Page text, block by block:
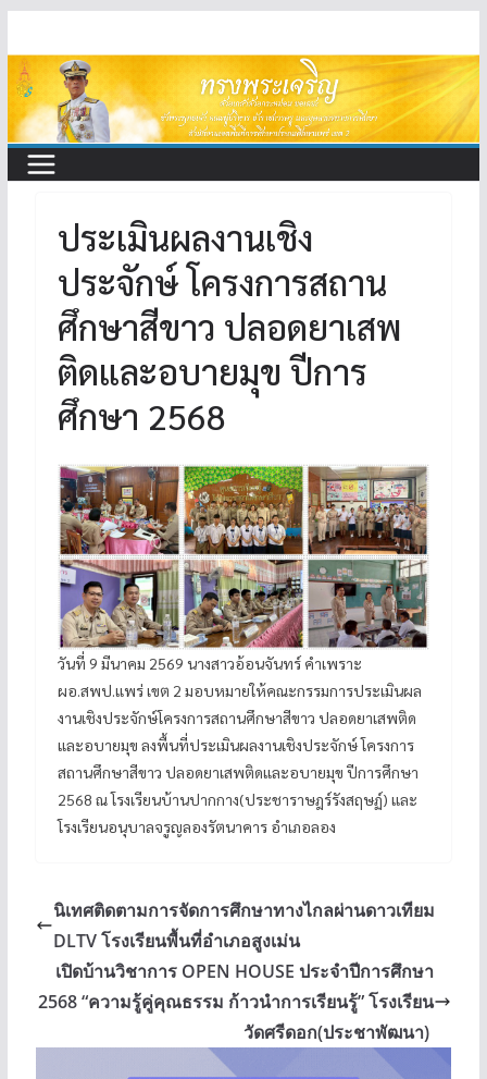
to
content
ประเมินผลงานเชิง
ประจักษ์ โครงการสถาน
ศึกษาสีขาว ปลอดยาเสพ
ติดและอบายมุข ปีการ
ศึกษา 2568
วันที่ 9 มีนาคม 2569 นางสาวอ้อนจันทร์ คำเพราะ
ผอ.สพป.แพร่ เขต 2 มอบหมายให้คณะกรรมการประเมินผล
งานเชิงประจักษ์โครงการสถานศึกษาสีขาว ปลอดยาเสพติด
และอบายมุข ลงพื้นที่ประเมินผลงานเชิงประจักษ์ โครงการ
สถานศึกษาสีขาว ปลอดยาเสพติดและอบายมุข ปีการศึกษา
2568 ณ โรงเรียนบ้านปากกาง(ประชาราษฎร์รังสฤษฏ์) และ
โรงเรียนอนุบาลจรูญลองรัตนาคาร อำเภอลอง
นิเทศติดตามการจัดการศึกษาทางไกลผ่านดาวเทียม
DLTV โรงเรียนพื้นที่อำเภอสูงเม่น
เปิดบ้านวิชาการ OPEN HOUSE ประจำปีการศึกษา
2568 “ความรู้คู่คุณธรรม ก้าวนำการเรียนรู้” โรงเรียน
วัดศรีดอก(ประชาพัฒนา)